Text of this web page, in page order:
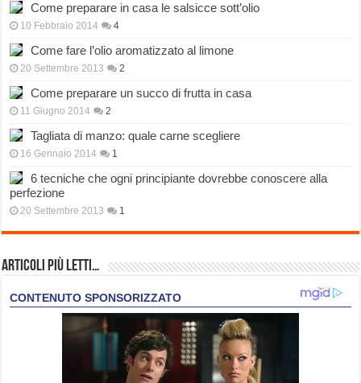
Come preparare in casa le salsicce sott’olio
10 Febbraio 2014 4
Come fare l’olio aromatizzato al limone
20 Settembre 2013 2
Come preparare un succo di frutta in casa
11 Giugno 2014 2
Tagliata di manzo: quale carne scegliere
16 Gennaio 2014 1
6 tecniche che ogni principiante dovrebbe conoscere alla
perfezione
20 Settembre 2013 1
Articoli più Letti…